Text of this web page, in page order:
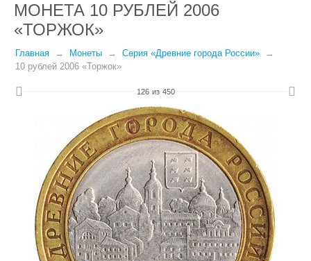
МОНЕТА 10 РУБЛЕЙ 2006
«ТОРЖОК»
Главная Монеты
Серия «Древние города России»
10 рублей 2006 «Торжок»
126 из 450